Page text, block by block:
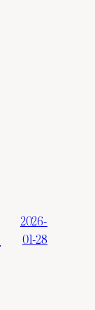
2026-
01-28